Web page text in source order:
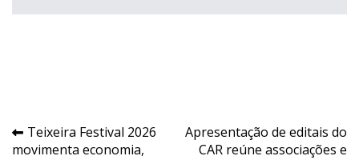
Navegação
Teixeira Festival 2026
movimenta economia,
Apresentação de editais do
CAR reúne associações e